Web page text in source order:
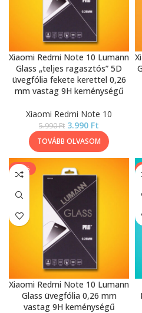
Xiaomi Redmi Note 10 Lumann
Glass „teljes ragasztós” 5D
üvegfólia fekete kerettel 0,26
mm vastag 9H keménységű
Xiaomi Redmi Note 10
5.990Ft 3.990 Ft
TOVÁBB OLVASOM
-17%
Xiaomi Redmi Note 10 Lumann
Glass üvegfólia 0,26 mm
vastag 9H keménységű